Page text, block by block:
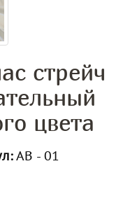
стрейч
цвета
АВ - 01